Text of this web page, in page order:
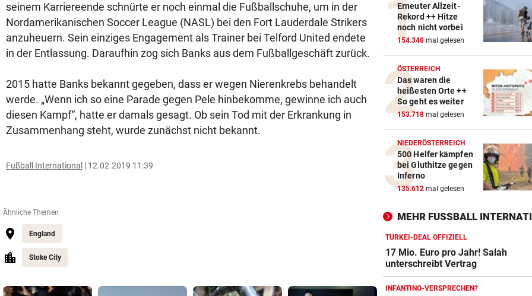
seinem Karriereende schnürte er noch einmal die Fußballschuhe, um in der
Nordamerikanischen Soccer League (NASL) bei den Fort Lauderdale Strikers
anzuheuern. Sein einziges Engagement als Trainer bei Telford United endete
in der Entlassung. Daraufhin zog sich Banks aus dem Fußballgeschäft zurück.
2015 hatte Banks bekannt gegeben, dass er wegen Nierenkrebs behandelt
werde. „Wenn ich so eine Parade gegen Pele hinbekomme, gewinne ich auch
diesen Kampf“, hatte er damals gesagt. Ob sein Tod mit der Erkrankung in
Zusammenhang steht, wurde zunächst nicht bekannt.
Fußball International 12.02.2019 11:39
Ähnliche Themen
England
Stoke City
Erneuter Allzeit-
Rekord ++ Hitze
noch nicht vorbei
154.348 mal gelesen
ÖSTERREICH
Das waren die
heißesten Orte ++
So geht es weiter
153.718 mal gelesen
NIEDERÖSTERREICH
500 Helfer kämpfen
bei Gluthitze gegen
Inferno
135.612 mal gelesen
MEHR FUSSBALL
TÜRKEI-DEAL OFFIZIELL
17 Mio. Euro pro Jahr! Salah
unterschreibt Vertrag
INFANTINO-VERSPRECHEN?